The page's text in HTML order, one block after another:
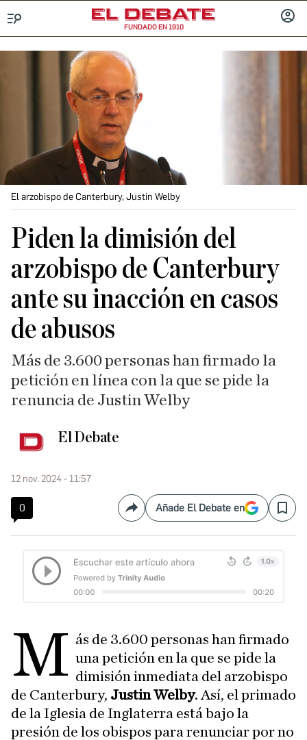
FUNDADO EN 1910
El arzobispo de Canterbury, Justin Welby
Piden la dimisión del
arzobispo de Canterbury
ante su inacción en casos
de abusos
Más de 3.600 personas han firmado la
petición en línea con la que se pide la
renuncia de Justin Welby
El Debate
12 nov. 2024 - 11:57
0 CompartirAñade El Debate en Save
M ás de 3.600 personas han firmado
una petición en la que se pide la
dimisión inmediata del arzobispo
de Canterbury, Justin Welby. Así, el primado
de la Iglesia de Inglaterra está bajo la
presión de los obispos para renunciar por no